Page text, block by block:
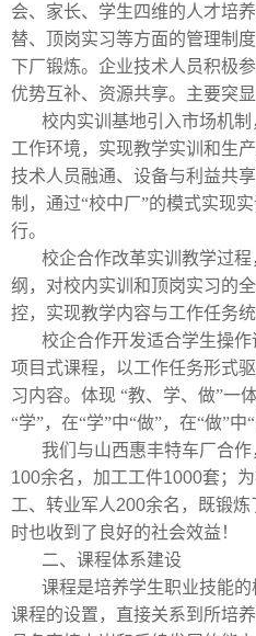
会、家长、学生四维的人才培
替、顶岗实习等方面的管理制
下厂锻炼。企业技术人员积极
优势互补、资源共享。主要突显
校内实训基地引入市场机
工作环境，实现教学实训和生
技术人员融通、设备与利益共
制，通过“校中厂”的模式实现
行。
校企合作改革实训教学过
纲，对校内实训和顶岗实习的
控，实现教学内容与工作任务统
校企合作开发适合学生操
项目式课程，以工作任务形式
习内容。体现 “教、学、做”一
“学”，在“学”中“做”，在“做”中“
我们与山西惠丰特车厂合
100余名，加工工件1000套；
工、转业军人200余名，既锻炼
时也收到了良好的社会效益！
二、课程体系建设
课程是培养学生职业技能
课程的设置，直接关系到所培